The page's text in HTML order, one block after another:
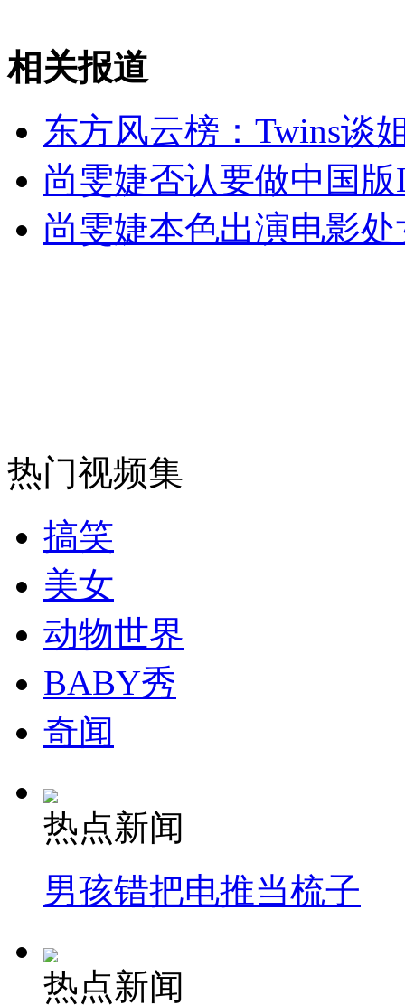
无痛分娩是否安全 医生回应
外交部：反对强权政治霸凌主义
走！跟着总书记去植树
消防员救轻生者
纽约上演“枕头大战”
司机酒驾遇交警 急速倒车逃窜
相关报道
东方风云榜：Twins谈
尚雯婕否认要做中国
尚雯婕本色出演电影处
热门视频集
搞笑
美女
动物世界
BABY秀
奇闻
热点新闻
男孩错把电推当梳子
热点新闻